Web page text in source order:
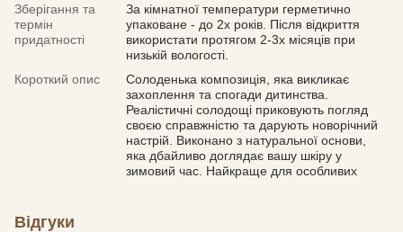
Зберігання та
термін
придатності
За кімнатної температури герметично
упаковане - до 2х років. Після відкриття
використати протягом 2-3х місяців при
низькій вологості.
Короткий опис
Солоденька композиція, яка викликає
захоплення та спогади дитинства.
Реалістичні солодощі приковують погляд
своєю справжністю та дарують новорічний
настрій. Виконано з натуральної основи,
яка дбайливо доглядає вашу шкіру у
зимовий час. Найкраще для особливих
Відгуки